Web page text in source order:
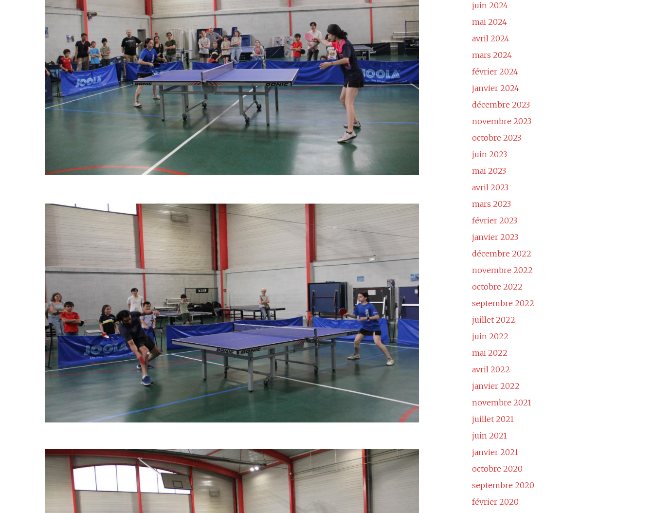
juin 2024
mai 2024
avril 2024
mars 2024
février 2024
janvier 2024
décembre 2023
novembre 2023
octobre 2023
juin 2023
mai 2023
avril 2023
mars 2023
février 2023
janvier 2023
décembre 2022
novembre 2022
octobre 2022
septembre 2022
juillet 2022
juin 2022
mai 2022
avril 2022
janvier 2022
novembre 2021
juillet 2021
juin 2021
janvier 2021
octobre 2020
septembre 2020
février 2020